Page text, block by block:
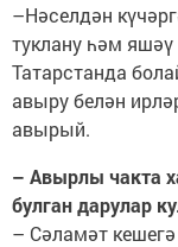
–Нәселдән
туклану һәм яшәү
Татарстанда
авыру белән
авырый.
– Авырлы чакта
булган дарулар
– Сәламәт